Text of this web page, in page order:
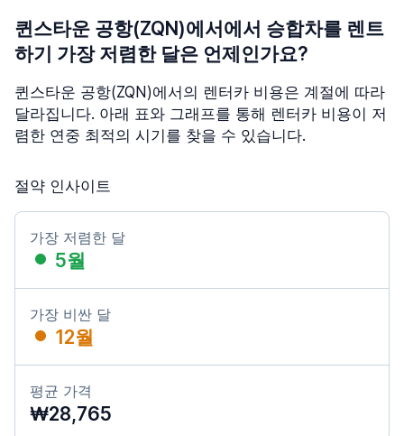
퀸스타운 공항(ZQN)에서에서 승합차를 렌트
하기 가장 저렴한 달은 언제인가요?
퀸스타운 공항(ZQN)에서의 렌터카 비용은 계절에 따라
달라집니다. 아래 표와 그래프를 통해 렌터카 비용이 저
렴한 연중 최적의 시기를 찾을 수 있습니다.
절약 인사이트
가장 저렴한 달
5월
가장 비싼 달
12월
평균 가격
₩28,765